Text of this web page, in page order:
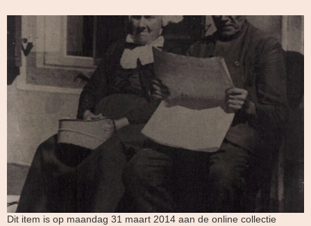
Dit item is op maandag 31 maart 2014 aan de online collectie